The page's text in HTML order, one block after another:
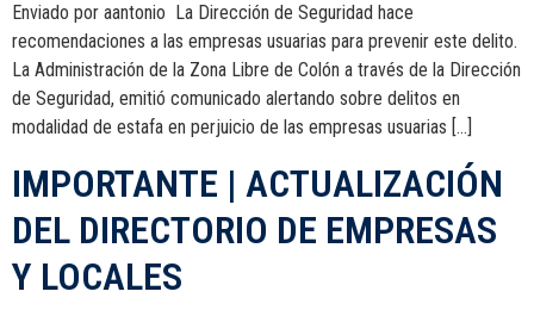
Enviado por aantonio La Dirección de Seguridad hace
recomendaciones a las empresas usuarias para prevenir este delito.
La Administración de la Zona Libre de Colón a través de la Dirección
de Seguridad, emitió comunicado alertando sobre delitos en
modalidad de estafa en perjuicio de las empresas usuarias […]
IMPORTANTE | ACTUALIZACIÓN
DEL DIRECTORIO DE EMPRESAS
Y LOCALES